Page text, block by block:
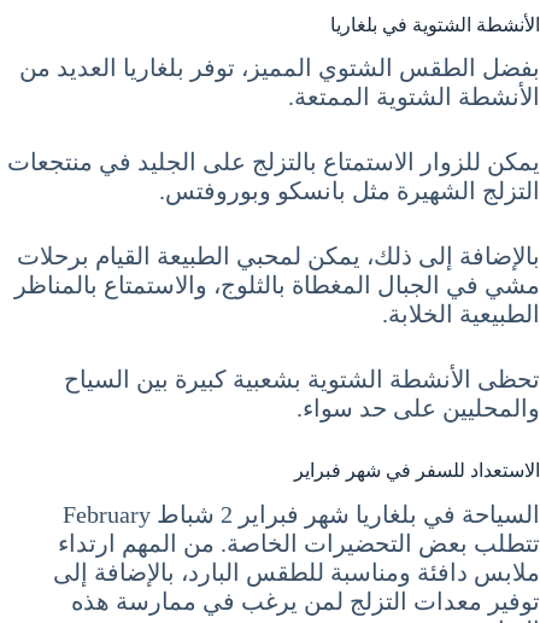
الأنشطة الشتوية في بلغاريا
بفضل الطقس الشتوي المميز، توفر بلغاريا العديد من
الأنشطة الشتوية الممتعة.
يمكن للزوار الاستمتاع بالتزلج على الجليد في منتجعات
التزلج الشهيرة مثل بانسكو وبوروفتس.
بالإضافة إلى ذلك، يمكن لمحبي الطبيعة القيام برحلات
مشي في الجبال المغطاة بالثلوج، والاستمتاع بالمناظر
الطبيعية الخلابة.
تحظى الأنشطة الشتوية بشعبية كبيرة بين السياح
والمحليين على حد سواء.
الاستعداد للسفر في شهر فبراير
السياحة في بلغاريا شهر فبراير 2 شباط February
تتطلب بعض التحضيرات الخاصة. من المهم ارتداء
ملابس دافئة ومناسبة للطقس البارد، بالإضافة إلى
توفير معدات التزلج لمن يرغب في ممارسة هذه